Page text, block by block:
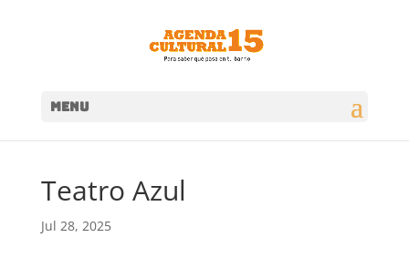
MENU
Teatro Azul
Jul 28, 2025